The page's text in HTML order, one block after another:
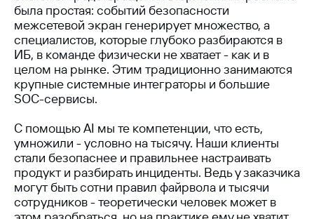
была простая: событий безопасности
межсетевой экран генерирует множество, а
специалистов, которые глубоко разбираются в
ИБ, в команде физически не хватает - как и в
целом на рынке. Этим традиционно занимаются
крупные системные интеграторы и большие
SOC-сервисы.
С помощью AI мы те компетенции, что есть,
умножили - условно на тысячу. Наши клиенты
стали безопаснее и правильнее настраивать
продукт и разбирать инциденты. Ведь у заказчика
могут быть сотни правил файрвола и тысячи
сотрудников - теоретически человек может в
expert@ideco.ru
Внедрения
О компании
Новости
Признание и аналитика
Карьера в Ideco
Инвесторам
Календари
Ideco NGFW Novum
Сертификация ФСТЭК
Документация
DNS Security в NGFW
Релизы Ideco
Информационная
безопасность в решениях
Ideco
Продукт развивается
при поддержке Фонда
Содействия Инновациям